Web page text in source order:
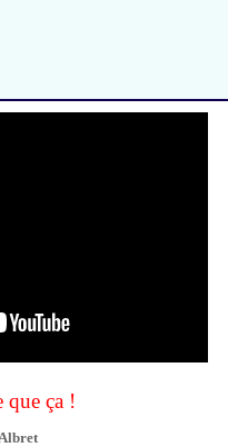
que ça !